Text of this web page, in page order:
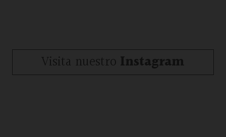
Visita nuestro Instagram